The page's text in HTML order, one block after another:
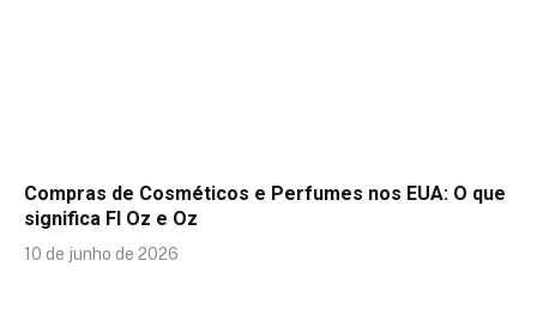
Compras de Cosméticos e Perfumes nos EUA: O que
significa Fl Oz e Oz
10 de junho de 2026